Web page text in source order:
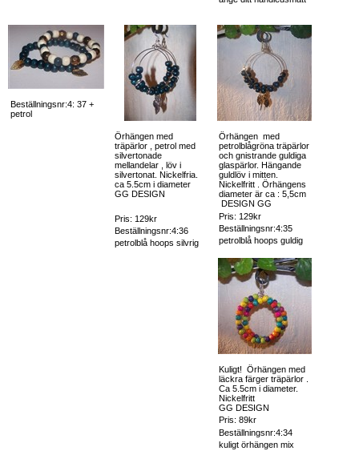
Beställningsnr:4: 37 +
petrol
Örhängen med
träpärlor , petrol med
silvertonade
mellandelar , löv i
silvertonat. Nickelfria.
ca 5.5cm i diameter
GG DESIGN
Pris: 129kr
Beställningsnr:4:36
petrolblå hoops silvrig
Örhängen med
petrolblågröna träpärlor
och gnistrande guldiga
glaspärlor. Hängande
guldlöv i mitten.
Nickelfritt . Örhängens
diameter är ca : 5,5cm
DESIGN GG
Pris: 129kr
Beställningsnr:4:35
petrolblå hoops guldig
Kuligt! Örhängen med
läckra färger träpärlor .
Ca 5.5cm i diameter.
Nickelfritt
GG DESIGN
Pris: 89kr
Beställningsnr:4:34
kuligt örhängen mix